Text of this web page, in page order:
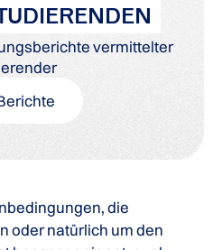
vermittelter
die
oder natürlich um den